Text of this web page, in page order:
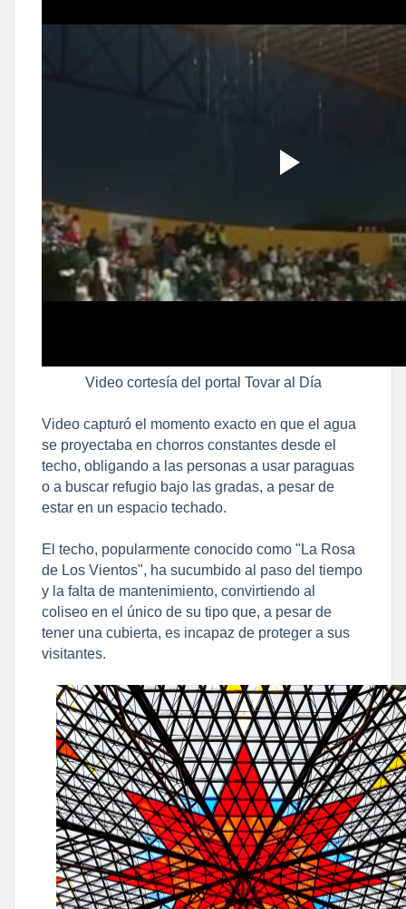
Video cortesía del portal Tovar al Día
Video capturó el momento exacto en que el agua
se proyectaba en chorros constantes desde el
techo, obligando a las personas a usar paraguas
o a buscar refugio bajo las gradas, a pesar de
estar en un espacio techado.
El techo, popularmente conocido como "La Rosa
de Los Vientos", ha sucumbido al paso del tiempo
y la falta de mantenimiento, convirtiendo al
coliseo en el único de su tipo que, a pesar de
tener una cubierta, es incapaz de proteger a sus
visitantes.